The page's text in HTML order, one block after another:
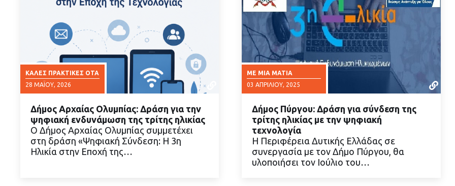
ΚΑΛΈΣ ΠΡΑΚΤΙΚΈΣ ΟΤΑ
28 ΜΑΪ́ΟΥ, 2026
ΔΙΑΒΑΣΤΕ ΠΕΡΙΣΣΟΤΕΡΑ
Δήμος Αρχαίας Ολυμπίας: Δράση για την
ψηφιακή ενδυνάμωση της τρίτης ηλικίας
Ο Δήμος Αρχαίας Ολυμπίας συμμετέχει
στη δράση «Ψηφιακή Σύνδεση: Η 3η
Ηλικία στην Εποχή της…
ΜΕ ΜΙΑ ΜΑΤΙΆ
03 ΑΠΡΙΛΊΟΥ, 2025
ΔΙΑΒΑΣΤΕ ΠΕΡΙΣΣΟΤΕΡΑ
Δήμος Πύργου: Δράση για σύνδεση της
τρίτης ηλικίας με την ψηφιακή
τεχνολογία
Η Περιφέρεια Δυτικής Ελλάδας σε
συνεργασία με τον Δήμο Πύργου, θα
υλοποιήσει τον Ιούλιο του…